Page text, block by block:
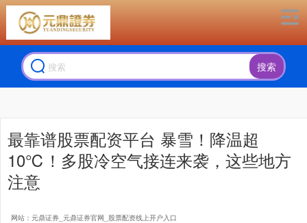
搜索
最靠谱股票配资平台 暴雪！降温超
10℃！多股冷空气接连来袭，这些地方
注意
网站：元鼎证券_元鼎证券官网_股票配资线上开户入口